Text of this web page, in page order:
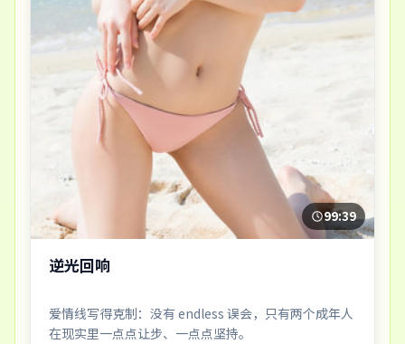
99:39
逆光回响
爱情线写得克制：没有 endless 误会，只有两个成年人
在现实里一点点让步、一点点坚持。